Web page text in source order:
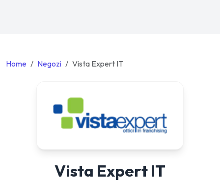
Home Negozi Vista Expert IT
Vista Expert IT